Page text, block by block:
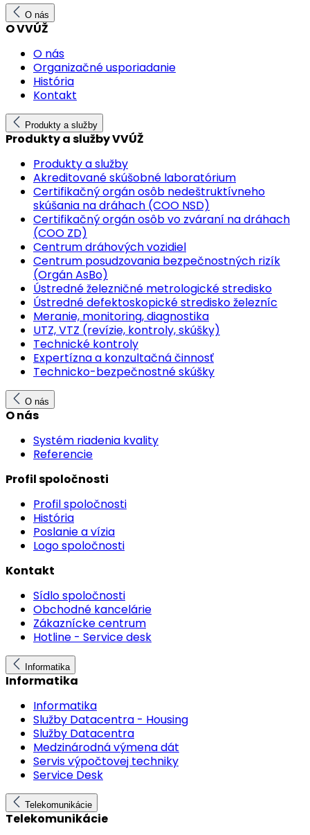
O nás
O VVÚŽ
O nás
Organizačné usporiadanie
História
Kontakt
Produkty a služby
Produkty a služby VVÚŽ
Produkty a služby
Akreditované skúšobné laboratórium
Certifikačný orgán osôb nedeštruktívneho
skúšania na dráhach (COO NSD)
Certifikačný orgán osôb vo zváraní na dráhach
(COO ZD)
Centrum dráhových vozidiel
Centrum posudzovania bezpečnostných rizík
(Orgán AsBo)
Ústredné železničné metrologické stredisko
Ústredné defektoskopické stredisko železníc
Meranie, monitoring, diagnostika
UTZ, VTZ (revízie, kontroly, skúšky)
Technické kontroly
Expertízna a konzultačná činnosť
Technicko-bezpečnostné skúšky
O nás
O nás
Systém riadenia kvality
Referencie
Profil spoločnosti
Profil spoločnosti
História
Poslanie a vízia
Logo spoločnosti
Kontakt
Sídlo spoločnosti
Obchodné kancelárie
Zákaznícke centrum
Hotline - Service desk
Informatika
Informatika
Informatika
Služby Datacentra - Housing
Služby Datacentra
Medzinárodná výmena dát
Servis výpočtovej techniky
Service Desk
Telekomunikácie
Telekomunikácie